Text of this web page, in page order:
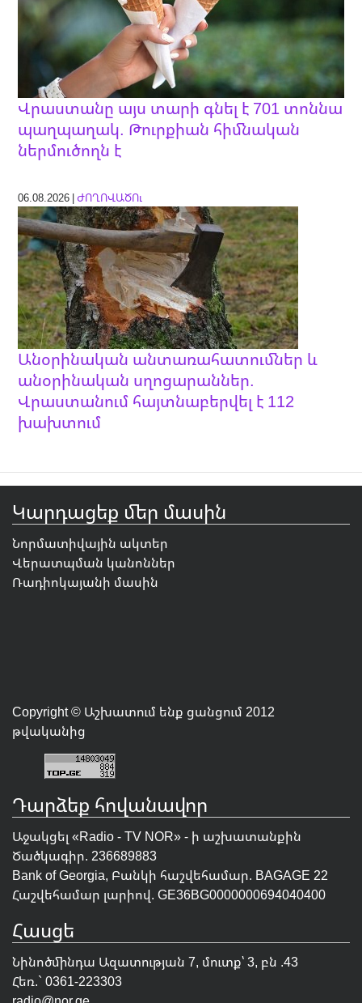
Վրաստանը այս տարի գնել է 701 տոննա
պաղպաղակ. Թուրքիան հիմնական
ներմուծողն է
06.08.2026 |ԺՈՂՈՎԱԾՈւ
Անօրինական անտառահատումներ և
անօրինական սղոցարաններ.
Վրաստանում հայտնաբերվել է 112
խախտում
Կարդացեք մեր մասին
Նորմատիվային ակտեր
Վերատպման կանոններ
Ռադիոկայանի մասին
Copyright © Աշխատում ենք ցանցում 2012
թվականից
Դարձեք հովանավոր
Աջակցել «Radio - TV NOR» - ի աշխատանքին
Ծածկագիր. 236689883
Bank of Georgia, Բանկի հաշվեհամար. BAGAGE 22
Հաշվեհամար լարիով. GE36BG0000000694040400
Հասցե
Նինոծմինդա Ազատության 7, մուտք՝ 3, բն .43
Հեռ.` 0361-223303